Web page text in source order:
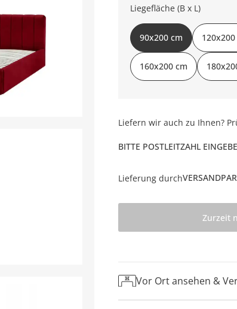
Liegefläche (B x L)
90x200 cm
160x200 cm
Liefern wir auch zu Ihnen?
BITTE POSTLEITZAHL
Lieferung durch
Zurzeit
Vor Ort ansehen &